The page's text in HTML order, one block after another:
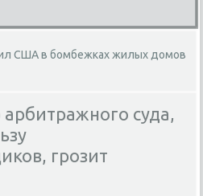
США в бомбежках жилых домов
суда,
грозит